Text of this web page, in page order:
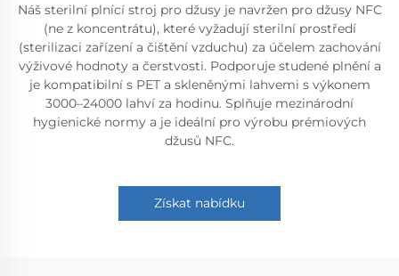
Náš sterilní plnící stroj pro džusy je navržen pro džusy NFC
(ne z koncentrátu), které vyžadují sterilní prostředí
(sterilizaci zařízení a čištění vzduchu) za účelem zachování
výživové hodnoty a čerstvosti. Podporuje studené plnění a
je kompatibilní s PET a skleněnými lahvemi s výkonem
3000–24000 lahví za hodinu. Splňuje mezinárodní
hygienické normy a je ideální pro výrobu prémiových
džusů NFC.
Získat nabídku